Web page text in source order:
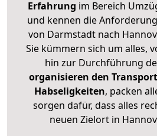
Erfahrung im Bereich
und kennen die
von Darmstadt nach
Sie kümmern sich um alles,
hin zur Durchführung
organisieren den
Habseligkeiten, packen
sorgen dafür, dass alles
neuen Zielort in